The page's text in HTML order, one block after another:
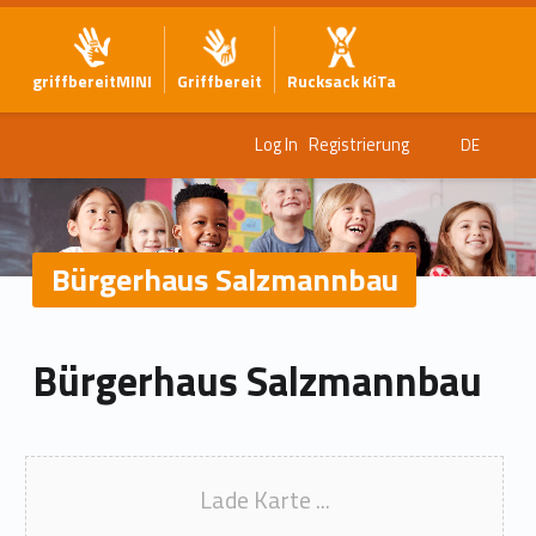
griffbereitMINI Griffbereit Rucksack KiTa
Log In Registrierung DE
Bürgerhaus Salzmannbau
Bürgerhaus Salzmannbau
Lade Karte ...